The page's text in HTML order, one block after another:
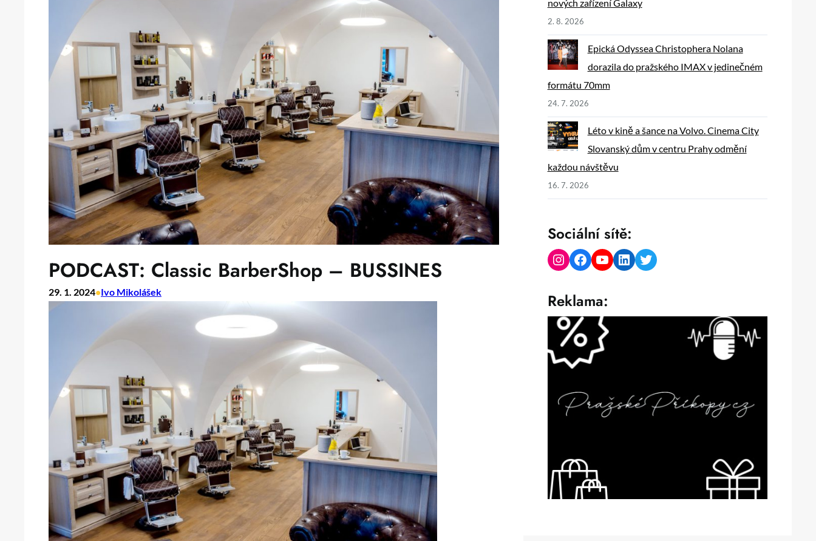
PODCAST: Classic BarberShop – BUSSINES
29. 1. 2024•Ivo Mikolášek
nových zařízení Galaxy
2. 8. 2026
Epická Odyssea Christophera Nolana
dorazila do pražského IMAX v jedinečném
formátu 70mm
24. 7. 2026
Léto v kině a šance na Volvo. Cinema City
Slovanský dům v centru Prahy odmění
každou návštěvu
16. 7. 2026
Sociální sítě:
Instagram Facebook YouTube LinkedIn Twitter
Reklama: